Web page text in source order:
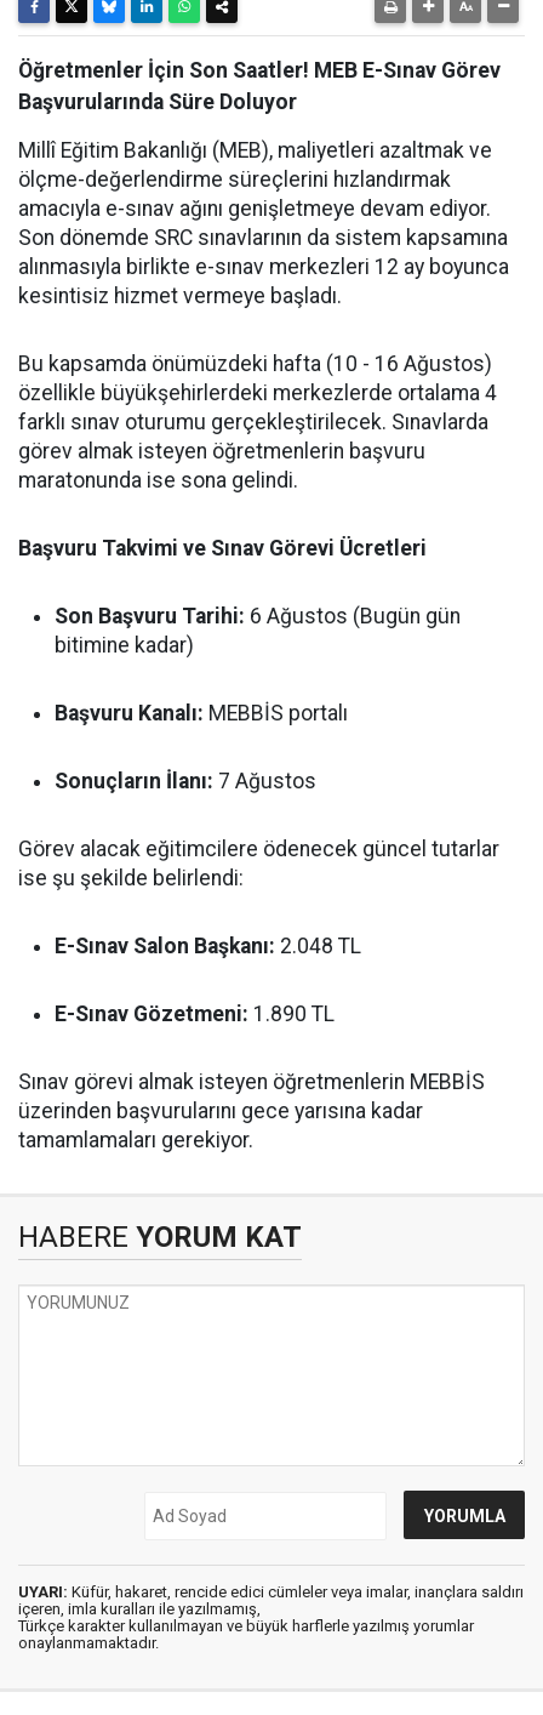
Öğretmenler İçin Son Saatler! MEB E-Sınav Görev
Başvurularında Süre Doluyor
Millî Eğitim Bakanlığı (MEB), maliyetleri azaltmak ve
ölçme-değerlendirme süreçlerini hızlandırmak
amacıyla e-sınav ağını genişletmeye devam ediyor.
Son dönemde SRC sınavlarının da sistem kapsamına
alınmasıyla birlikte e-sınav merkezleri 12 ay boyunca
kesintisiz hizmet vermeye başladı.
Bu kapsamda önümüzdeki hafta (10 - 16 Ağustos)
özellikle büyükşehirlerdeki merkezlerde ortalama 4
farklı sınav oturumu gerçekleştirilecek. Sınavlarda
görev almak isteyen öğretmenlerin başvuru
maratonunda ise sona gelindi.
Başvuru Takvimi ve Sınav Görevi Ücretleri
Son Başvuru Tarihi: 6 Ağustos (Bugün gün
bitimine kadar)
Başvuru Kanalı: MEBBİS portalı
Sonuçların İlanı: 7 Ağustos
Görev alacak eğitimcilere ödenecek güncel tutarlar
ise şu şekilde belirlendi:
E-Sınav Salon Başkanı: 2.048 TL
E-Sınav Gözetmeni: 1.890 TL
Sınav görevi almak isteyen öğretmenlerin MEBBİS
üzerinden başvurularını gece yarısına kadar
tamamlamaları gerekiyor.
HABERE YORUM KAT
UYARI: Küfür, hakaret, rencide edici cümleler veya imalar, inançlara saldırı
içeren, imla kuralları ile yazılmamış,
Türkçe karakter kullanılmayan ve büyük harflerle yazılmış yorumlar
onaylanmamaktadır.